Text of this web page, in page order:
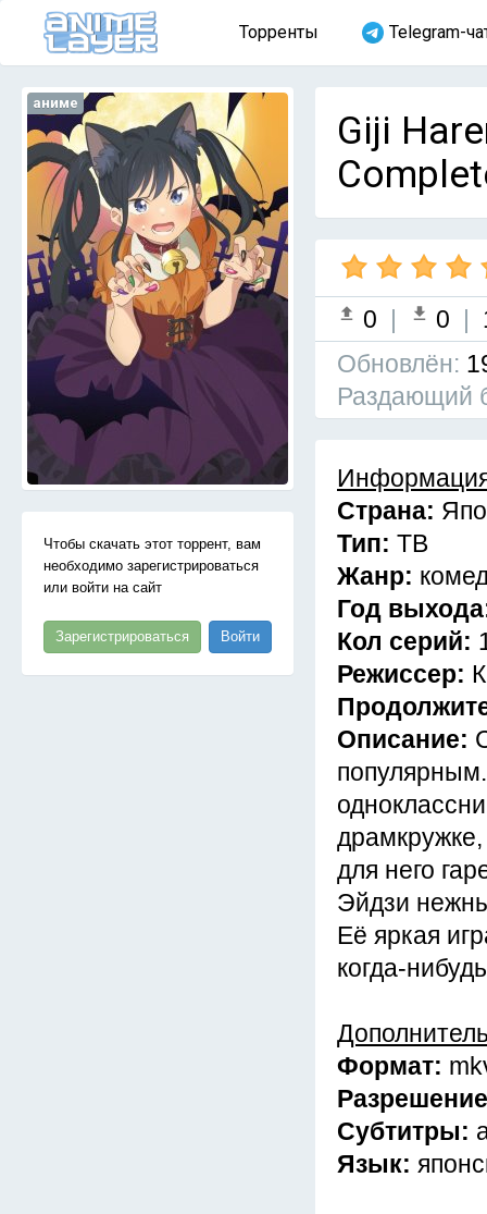
Торренты Telegram-
аниме
Чтобы скачать этот торрент, вам
необходимо зарегистрироваться
или войти на сайт
Зарегистрироваться Войти
Giji
0 | 0 |
Обновлён:
Раздающий
Страна:
Тип: ТВ
Жанр:
Год
Кол серий:
Режиссер:
Описание:
драмкружке,
для него
Эйдзи
Её яркая
когда-
Формат:
Субтитры:
Язык: